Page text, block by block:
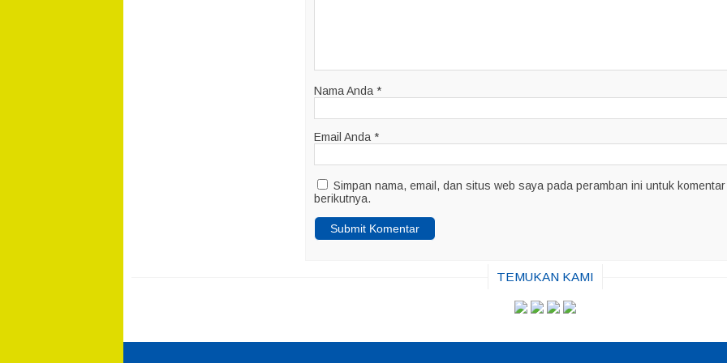
Nama Anda *
Email Anda *
Simpan nama, email, dan situs web saya pada peramban ini untuk
berikutnya.
TEMUKAN KAMI